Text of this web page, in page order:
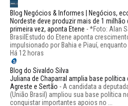
Blog Negócios & Informes | Negócios,
Nordeste deve produzir mais de 1
primeira vez, aponta Etene -*Foto: Alan
BrasilEstudo do Etene aponta
impulsionado por Bahia e Piauí, enquanto
Há 12 horas
Blog do Sivaldo Silva
Juliana de Chaparral amplia base
Agreste e Sertão - A candidata a
(União Brasil) ampliou sua base política
conquistar importantes apoios no ...